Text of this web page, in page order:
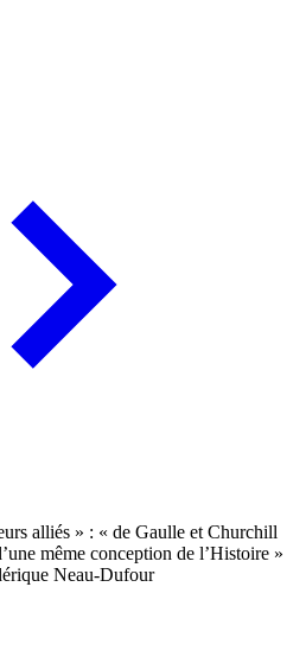
alliés » : « de Gaulle et Churchill
même conception de l’Histoire »
Neau-Dufour